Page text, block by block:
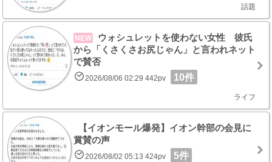
話題
NEW
ウォシュレットを使わない女性 彼氏
から「くさくさお尻じゃん」と言われネット
で賛否
2026/08/06 02:29 442pv 10件
ライフ
【イオンモール爆発】イオン幹部の会見に
賞賛の声
2026/08/02 05:13 424pv 5件